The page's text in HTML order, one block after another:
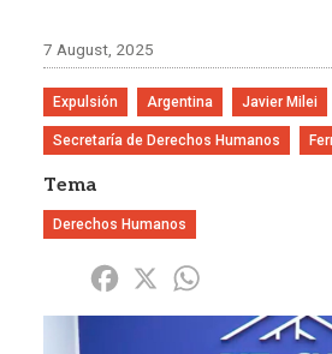
7 August, 2025
Expulsión Argentina Javier Milei
Secretaría de Derechos Humanos
Tema
Derechos Humanos
Share Facebook
X
Imagen